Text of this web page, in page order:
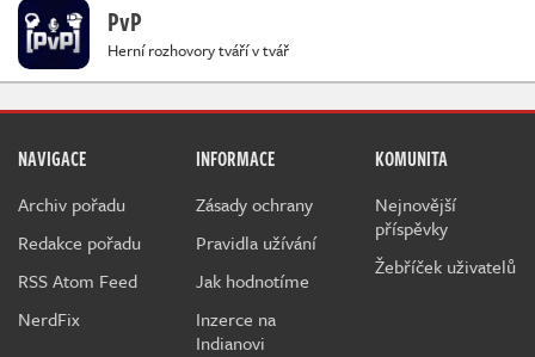
PvP
Herní rozhovory tváří v tvář
NAVIGACE
Archiv pořadu
Redakce pořadu
RSS Atom Feed
NerdFix
INFORMACE
Zásady ochrany
Pravidla užívání
Jak hodnotíme
Inzerce na
Indianovi
KOMUNITA
Nejnovější
příspěvky
Žebříček uživatelů